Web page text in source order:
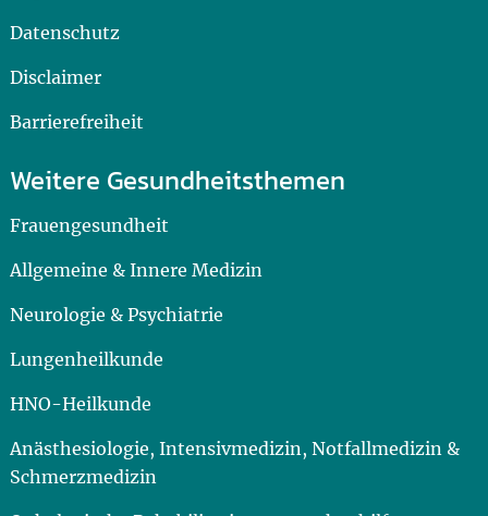
Datenschutz
Disclaimer
Barrierefreiheit
Weitere Gesundheitsthemen
Frauengesundheit
Allgemeine & Innere Medizin
Neurologie & Psychiatrie
Lungenheilkunde
HNO-Heilkunde
Anästhesiologie, Intensivmedizin, Notfallmedizin &
Schmerzmedizin